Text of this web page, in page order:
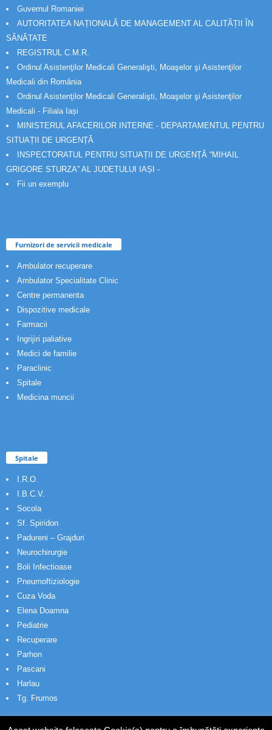
Guvernul Romaniei
AUTORITATEA NAȚIONALĂ DE MANAGEMENT AL CALITĂȚII ÎN
SĂNĂTATE
REGISTRUL C.M.R.
Ordinul Asistenţilor Medicali Generalişti, Moaşelor şi Asistenţilor
Medicali din România
Ordinul Asistenţilor Medicali Generalişti, Moaşelor şi Asistenţilor
Medicali - Filiala Iași
MINISTERUL AFACERILOR INTERNE - DEPARTAMENTUL PENTRU
SITUAȚII DE URGENȚĂ
INSPECTORATUL PENTRU SITUAȚII DE URGENȚĂ “MIHAIL
GRIGORE STURZA” AL JUDETULUI IAȘI -
Fii un exemplu
Furnizori de servicii medicale
Ambulator recuperare
Ambulator Specialitate Clinic
Centre permanenta
Dispozitive medicale
Farmacii
Ingrijiri paliative
Medici de familie
Paraclinic
Spitale
Medicina muncii
Spitale
I.R.O.
I.B.C.V.
Socola
Sf. Spiridon
Padureni – Grajduri
Neurochirurgie
Boli Infectioase
Pneumoftiziologie
Cuza Voda
Elena Doamna
Pediatrie
Recuperare
Parhon
Pascani
Harlau
Tg. Frumos